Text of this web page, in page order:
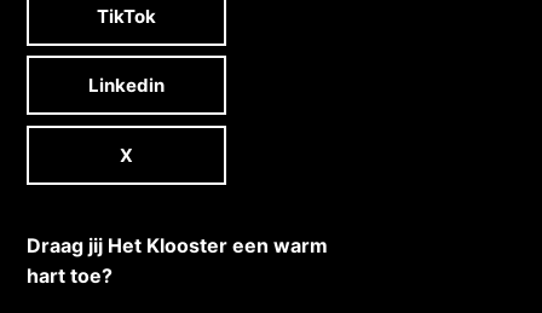
TikTok
Linkedin
X
Draag jij Het Klooster een warm
hart toe?